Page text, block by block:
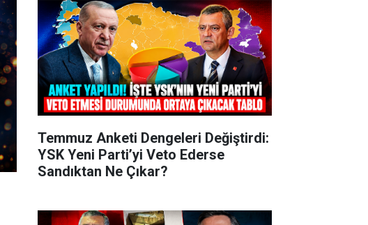
Temmuz Anketi Dengeleri Değiştirdi:
YSK Yeni Parti’yi Veto Ederse
Sandıktan Ne Çıkar?